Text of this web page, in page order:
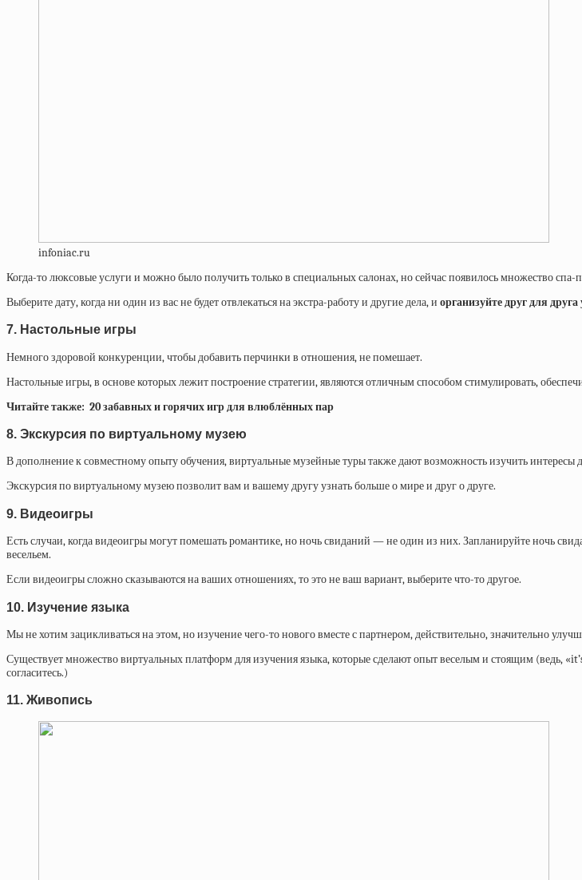
infoniac.ru
Когда-то люксовые услуги и можно было получить только в специальных салонах, но сейчас появилось множество
Выберите дату, когда ни один из вас не будет отвлекаться на экстра-работу и другие дела, и организуйте друг для
7. Настольные игры
Немного здоровой конкуренции, чтобы добавить перчинки в отношения, не помешает.
Настольные игры, в основе которых лежит построение стратегии, являются отличным способом стимулировать,
Читайте также: 20 забавных и горячих игр для влюблённых пар
8. Экскурсия по виртуальному музею
В дополнение к совместному опыту обучения, виртуальные музейные туры также дают возможность изучить интересы
Экскурсия по виртуальному музею позволит вам и вашему другу узнать больше о мире и друг о друге.
9. Видеоигры
Есть случаи, когда видеоигры могут помешать романтике, но ночь свиданий — не один из них. Запланируйте ночь
весельем.
Если видеоигры сложно сказываются на ваших отношениях, то это не ваш вариант, выберите что-то другое.
10. Изучение языка
Мы не хотим зацикливаться на этом, но изучение чего-то нового вместе с партнером, действительно, значительно
Существует множество виртуальных платформ для изучения языка, которые сделают опыт веселым и стоящим (ведь,
согласитесь.)
11. Живопись